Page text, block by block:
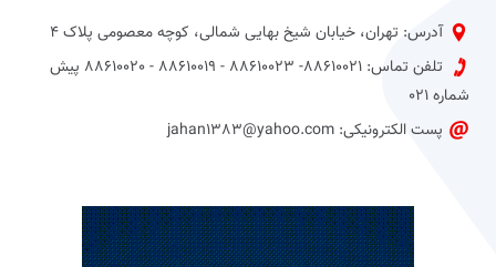
آدرس: تهران، خیابان شیخ بهایی شمالی، کوچه معصومی پلاک 4
تلفن تماس: 88610021- 88610023 - 88610019 - 88610020 پیش
شماره 021
پست الکترونیکی: jahan1383@yahoo.com